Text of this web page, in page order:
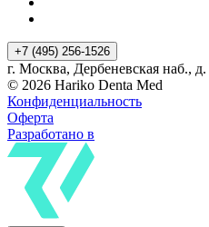
+7 (495) 256-1526
г. Москва, Дербеневская наб.,
© 2026 Hariko Denta Med
Конфиденциальность
Оферта
Разработано в